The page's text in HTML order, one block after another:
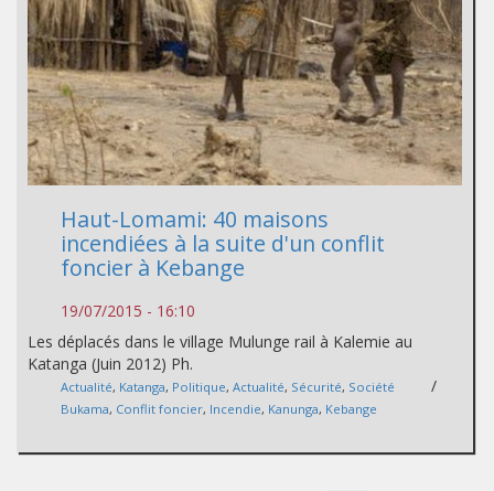
Haut-Lomami: 40 maisons
incendiées à la suite d'un conflit
foncier à Kebange
19/07/2015 - 16:10
Les déplacés dans le village Mulunge rail à Kalemie au
Katanga (Juin 2012) Ph.
Actualité, Katanga, Politique, Actualité, Sécurité, Société /
Bukama, Conflit foncier, Incendie, Kanunga, Kebange